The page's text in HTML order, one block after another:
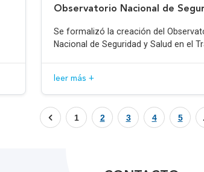
Observatorio Nacional de
Se formalizó la creación del
Nacional de Seguridad y Salud en el
leer más +
1 2 3 4 5